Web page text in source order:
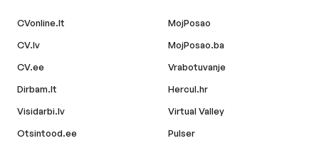
CVonline.lt
CV.lv
CV.ee
Dirbam.lt
Visidarbi.lv
Otsintood.ee
MojPosao
MojPosao.ba
Vrabotuvanje
Hercul.hr
Virtual Valley
Pulser